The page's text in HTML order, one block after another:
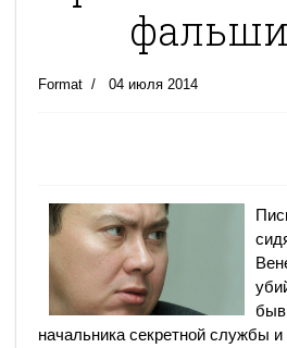
Format 04 июля 2014
начальника секретной службы и